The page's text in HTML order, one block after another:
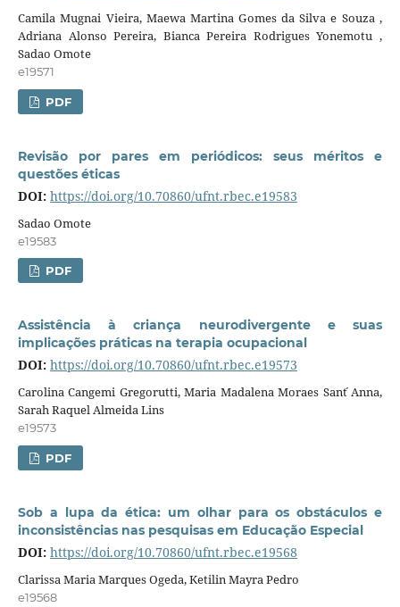
Camila Mugnai Vieira, Maewa Martina Gomes da Silva e Souza ,
Adriana Alonso Pereira, Bianca Pereira Rodrigues Yonemotu ,
Sadao Omote
e19571
PDF
Revisão por pares em periódicos: seus méritos e
questões éticas
DOI: https://doi.org/10.70860/ufnt.rbec.e19583
Sadao Omote
e19583
PDF
Assistência à criança neurodivergente e suas
implicações práticas na terapia ocupacional
DOI: https://doi.org/10.70860/ufnt.rbec.e19573
Carolina Cangemi Gregorutti, Maria Madalena Moraes Sant ́Anna,
Sarah Raquel Almeida Lins
e19573
PDF
Sob a lupa da ética: um olhar para os obstáculos e
inconsistências nas pesquisas em Educação Especial
DOI: https://doi.org/10.70860/ufnt.rbec.e19568
Clarissa Maria Marques Ogeda, Ketilin Mayra Pedro
e19568